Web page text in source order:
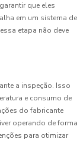
que eles
em um sistema de
etapa não deve
a inspeção. Isso
e consumo de
do fabricante
operando de forma
para otimizar